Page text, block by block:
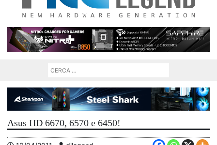
Asus HD 6670, 6570 e 6450!